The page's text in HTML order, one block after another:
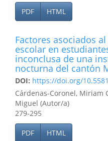
PDF HTML
Factores asociados
escolar en
inconclusa de una
nocturna del cantón
DOI: https://doi.org/
Cárdenas-Coronel, Miriam
Miguel (Autor/a)
279-295
PDF HTML